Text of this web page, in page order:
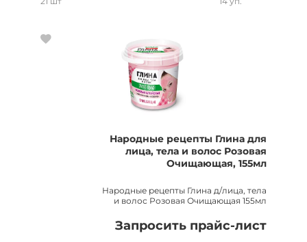
Народные рецепты Глина для
лица, тела и волос Розовая
Очищающая, 155мл
Народные рецепты Глина д/лица, тела
и волос Розовая Очищающая 155мл
Запросить прайс-лист